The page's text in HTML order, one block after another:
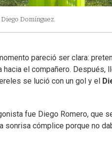
Diego Domínguez.
pareció ser clara:
hacia el compañero. Después,
se lució con un gol y el
fue Diego Romero, que
sonrisa cómplice porque no